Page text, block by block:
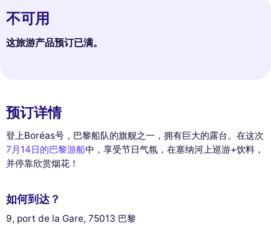
不可用
这旅游产品预订已满。
预订详情
登上Boréas号，巴黎船队的旗舰之一，拥有巨大的露台。在这次
7月14日的巴黎游船中，享受节日气氛，在塞纳河上巡游+饮料，
并停靠欣赏烟花！
如何到达？
9, port de la Gare, 75013 巴黎